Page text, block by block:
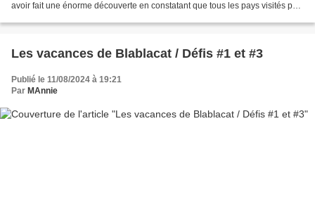
avoir fait une énorme découverte en constatant que tous les pays visités par
Les vacances de Blablacat / Défis #1 et #3
Publié le 11/08/2024 à 19:21
Par MAnnie